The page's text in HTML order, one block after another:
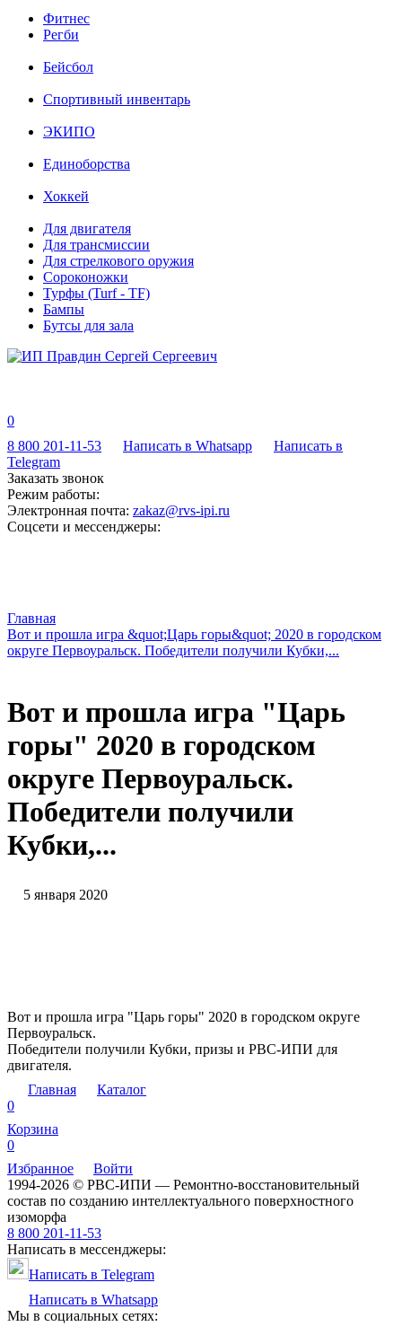
Фитнес
Регби
Бейсбол
Спортивный инвентарь
ЭКИПО
Единоборства
Хоккей
Для двигателя
Для трансмиссии
Для стрелкового оружия
Сороконожки
Турфы (Turf - TF)
Бампы
Бутсы для зала
0
8 800 201-11-53
Написать в Whatsapp
Написать в
Telegram
Заказать звонок
Режим работы:
Электронная почта: zakaz@rvs-ipi.ru
Соцсети и мессенджеры:
Главная
Вот и прошла игра &quot;Царь горы&quot; 2020 в городском
округе Первоуральск. Победители получили Кубки,...
Вот и прошла игра "Царь
горы" 2020 в городском
округе Первоуральск.
Победители получили
Кубки,...
5 января 2020
Вот и прошла игра "Царь горы" 2020 в городском округе
Первоуральск.
Победители получили Кубки, призы и РВС-ИПИ для
двигателя.
Главная
Каталог
0
Корзина
0
Избранное
Войти
1994-2026 © РВС-ИПИ — Ремонтно-восстановительный
состав по созданию интеллектуального поверхностного
изоморфа
8 800 201-11-53
Написать в мессенджеры:
Написать в Telegram
Написать в Whatsapp
Мы в социальных сетях: